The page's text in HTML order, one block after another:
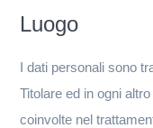
Luogo
I dati personali sono
Titolare ed in ogni
coinvolte nel